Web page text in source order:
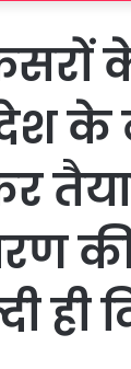
के
की